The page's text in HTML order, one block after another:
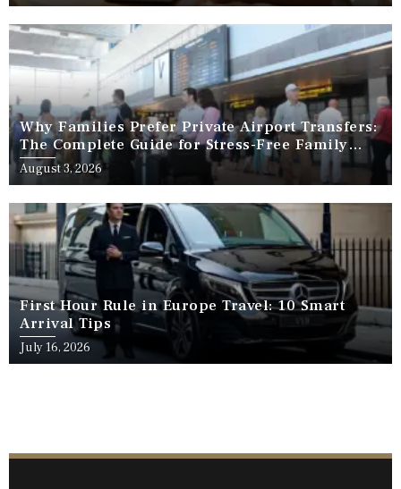
Why Families Prefer Private Airport Transfers:
The Complete Guide for Stress-Free Family
Travel
August 3, 2026
First Hour Rule in Europe Travel: 10 Smart
Arrival Tips
July 16, 2026